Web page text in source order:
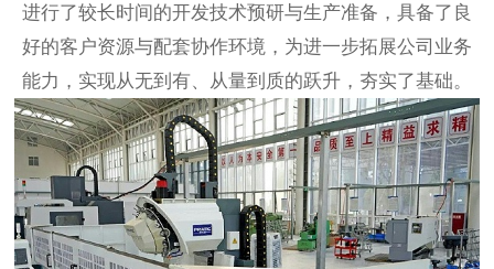
进行了较长时间的开发技术预研与生产准备，具备了良
好的客户资源与配套协作环境，为进一步拓展公司业务
能力，实现从无到有、从量到质的跃升，夯实了基础。